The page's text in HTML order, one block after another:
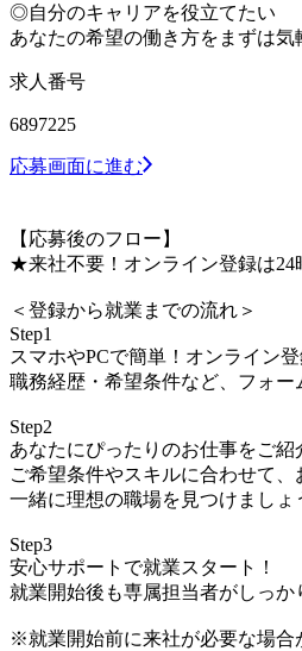
◎自分のキャリアを役立てたい
あなたの希望の働き方をまずは気
求人番号
6897225
応募画面に進む
【応募後のフロー】
★来社不要！オンライン登録は
＜登録から就業までの流れ＞
Step1
スマホやPCで簡単！オンライン
職務経歴・希望条件など、フォー
Step2
あなたにぴったりのお仕事をご紹
ご希望条件やスキルに合わせて
一緒に理想の職場を見つけましょ
Step3
安心サポートで就業スタート！
就業開始後も専属担当者がしっか
※就業開始前に来社が必要な場合